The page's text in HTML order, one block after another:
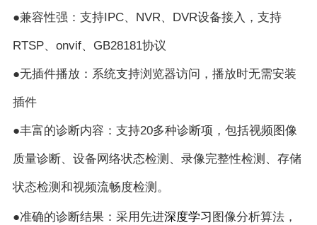
●兼容性强：支持IPC、NVR、DVR设备接入，支持
RTSP、onvif、GB28181协议
●无插件播放：系统支持浏览器访问，播放时无需安装
插件
●丰富的诊断内容：支持20多种诊断项，包括视频图像
质量诊断、设备网络状态检测、录像完整性检测、存储
状态检测和视频流畅度检测。
●准确的诊断结果：采用先进深度学习 图像分析算法，